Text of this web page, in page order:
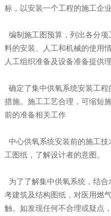
标，以安装一个工程的施工企
编制施工图预算，列出各分
料的安装、人工和机械的使用
人工组织准备及设备准备提供理
确定了集中供氧系统安装工
措施。施工工艺合理，可缩短
前的准备相关工作
中心供氧系统安装前的施工
工图纸，了解设计者的意图。
为了了解集中供氧系统，结
考建筑及结构图纸，对医用燃
触。如发现任何不合理或疑点